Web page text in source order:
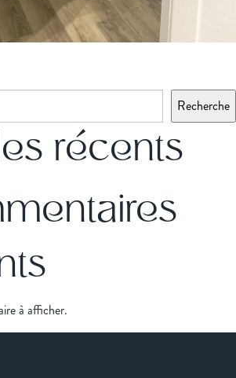
Recherche
récents
à afficher.